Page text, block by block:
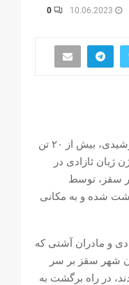
10.06.2023
0
جمعه ۱۹ خرداد ماه سال ۱۴۰۲ خورشیدی، بیش از ۲۰ تن
ژیان ئازادی در
سقز، توسط
شده و به مکانی
و مادران آشتی کە
شهر سقز بر سر
در راە برگشت بە